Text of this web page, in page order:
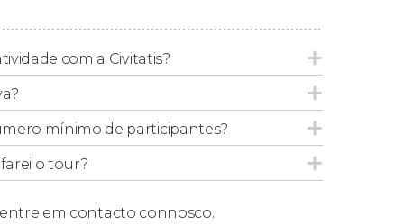
de 140 espécies de aves vivem nessa
outros animais. O passeio segue pela
Aproveite a parada de 50 minutos que
da região.
, onde você terá 40 minutos para
Santo Antônio de Lisboa, um dos bairros
o clima pacato de um vilarejo. Lá, você terá
com a Civitatis?
mínimo de participantes?
o tour?
entre em contacto connosco.